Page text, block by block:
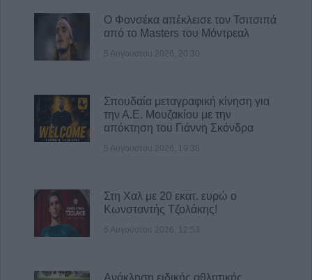
Ιός Δυτικού Νείλου: 23 νέα εγχώρια
κρούσματα και 2 θάνατοι την τελευταία
εβδομάδα
του Δήμου Αργιθέας: Έκρηξη και φωτιά σε
μετασχηματιστή (+Βίντεο)
Ο Φονσέκα απέκλεισε τον Τσιτσιπά
από το Masters του Μόντρεαλ
5 Αυγούστου 2026, 20:30
Σπουδαία μεταγραφική κίνηση για
την Α.Ε. Μουζακίου με την
απόκτηση του Γιάννη Σκόνδρα
5 Αυγούστου 2026, 19:38
Στη Χαλ με 20 εκατ. ευρώ ο
Κωνσταντής Τζολάκης!
5 Αυγούστου 2026, 12:53